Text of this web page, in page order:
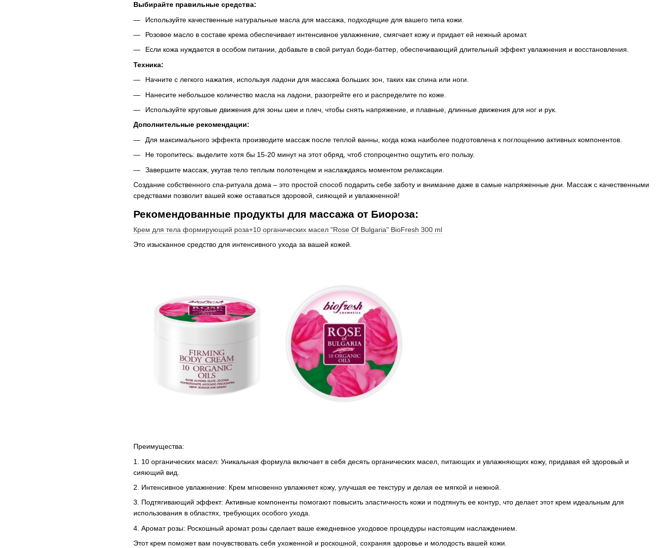
Выбирайте правильные средства:
Используйте качественные натуральные масла для массажа, подходящие для вашего типа кожи.
Розовое масло в составе крема обеспечивает интенсивное увлажнение, смягчает кожу и придает ей нежный аромат.
Если кожа нуждается в особом питании, добавьте в свой ритуал боди-баттер, обеспечивающий длительный эффект увлажнения и восстановления.
Техника:
Начните с легкого нажатия, используя ладони для массажа больших зон, таких как спина или ноги.
Нанесите небольшое количество масла на ладони, разогрейте его и распределите по коже.
Используйте круговые движения для зоны шеи и плеч, чтобы снять напряжение, и плавные, длинные движения для ног и рук.
Дополнительные рекомендации:
Для максимального эффекта производите массаж после теплой ванны, когда кожа наиболее подготовлена ​​к поглощению активных компонентов.
Не торопитесь: выделите хотя бы 15-20 минут на этот обряд, чтоб стопроцентно ощутить его пользу.
Завершите массаж, укутав тело теплым полотенцем и наслаждаясь моментом релаксации.
Создание собственного спа-ритуала дома – это простой способ подарить себе заботу и внимание даже в самые напряженные дни. Массаж с качественными
средствами позволит вашей коже оставаться здоровой, сияющей и увлажненной!
Рекомендованные продукты для массажа от Биороза:
Крем для тела формирующий роза+10 органических масел "Rose Of Bulgaria" BioFresh 300 ml
Это изысканное средство для интенсивного ухода за вашей кожей.
Преимущества:
1. 10 органических масел: Уникальная формула включает в себя десять органических масел, питающих и увлажняющих кожу, придавая ей здоровый и
сияющий вид.
2. Интенсивное увлажнение: Крем мгновенно увлажняет кожу, улучшая ее текстуру и делая ее мягкой и нежной.
3. Подтягивающий эффект: Активные компоненты помогают повысить эластичность кожи и подтянуть ее контур, что делает этот крем идеальным для
использования в областях, требующих особого ухода.
4. Аромат розы: Роскошный аромат розы сделает ваше ежедневное уходовое процедуры настоящим наслаждением.
Этот крем поможет вам почувствовать себя ухоженной и роскошной, сохраняя здоровье и молодость вашей кожи.